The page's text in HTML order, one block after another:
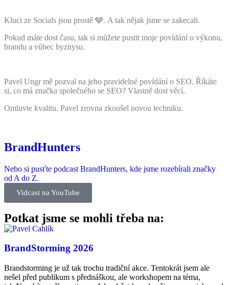
Kluci ze Socials jsou prostě 🩶. A tak nějak jsme se zakecali.
Pokud máte dost času, tak si můžete pustit moje povídání o výkonu,
brandu a vůbec byznysu.
Pavel Ungr mě pozval na jeho pravidelné povídání o SEO. Říkáte
si, co má značka společného se SEO? Vlastně dost věcí.
Omluvte kvalitu. Pavel zrovna zkoušel novou techniku.
BrandHunters
Nebo si pusťte podcast BrandHunters, kde jsme rozebírali značky
od A do Z.
Vidcast na YouTube
Potkat jsme se mohli třeba na:
BrandStorming 2026
Brandstorming je už tak trochu tradiční akce. Tentokrát jsem ale
nešel před publikum s přednáškou, ale workshopem na téma,